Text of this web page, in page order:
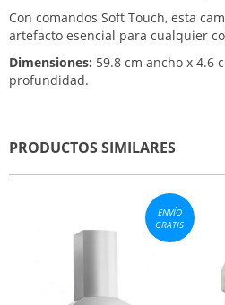
Con comandos Soft Touch, esta
artefacto esencial para cualquier
Dimensiones: 59.8 cm ancho x 4.6
profundidad.
PRODUCTOS SIMILARES
ENVÍO
GRATIS